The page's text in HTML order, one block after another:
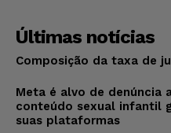
Últimas notícias
Composição da taxa de
Meta é alvo de denúncia
conteúdo sexual infantil
suas plataformas